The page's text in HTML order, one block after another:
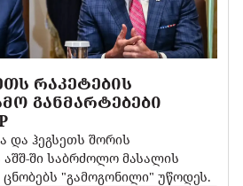
ᲠᲐᲙᲔᲢᲔᲑᲘᲡ
ᲒᲐᲜᲛᲐᲠᲢᲔᲑᲔᲑᲘ
და ჰეგსეთს შორის
აშშ-ში საბრძოლო მასალის
ცნობებს "გამოგონილი" უწოდეს.